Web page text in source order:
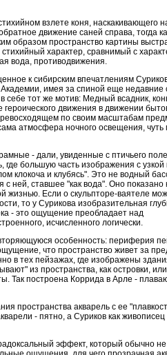
взлете коня, наскакивающего
движение саней справа, тогда
образом пространство картины
характер, сравнимый с
вода, противодвижения.
к сибирским впечатлениям
имея за спиной еще недавние
себе тот же мотив: Медный всадник,
движения в движении
по своим масштабам
атмосфера ночного освещения, чуть
- дали, увиденные с птичьего
большую часть изображения с узкой
клокоча и клубясь". Это не водный
ней, ставшее "как вода". Оно показано
Если о скульпторе-ваятеле
то у Сурикова изобразительная
- это ощущение преобладает над
исчисленного логически.
особенность: периферия
что пространство живет за
в тех пейзажах, где изображены
из пространства, как островки,
Так построена Коррида в Арле -
пространства акварель с ее
- пятно, а Суриков как
эффект, который обычно